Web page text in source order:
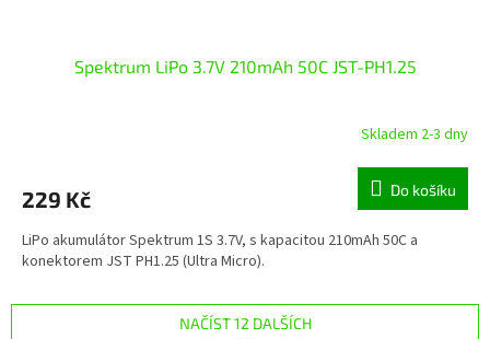
Spektrum LiPo 3.7V 210mAh 50C JST-PH1.25
Skladem 2-3 dny
229 Kč Do košíku
LiPo akumulátor Spektrum 1S 3.7V, s kapacitou 210mAh 50C a
konektorem JST PH1.25 (Ultra Micro).
NAČÍST 12 DALŠÍCH